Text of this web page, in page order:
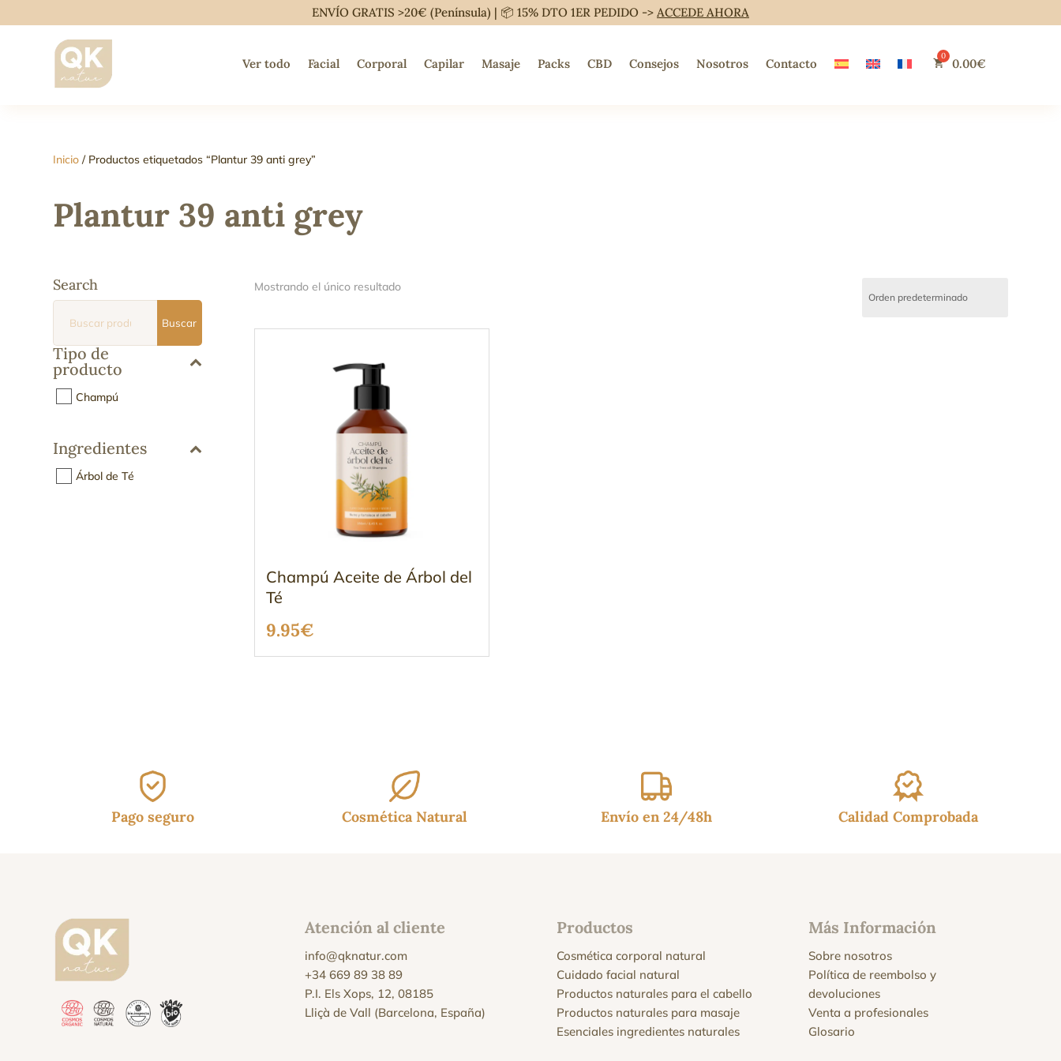
ENVÍO GRATIS >20€ (Península) | 📦 15% DTO 1ER PEDIDO -> ACCEDE AHORA
Ver todo Facial Corporal Capilar Masaje Packs CBD Consejos Nosotros Contacto 0.00€
Inicio / Productos etiquetados “Plantur 39 anti grey”
Plantur 39 anti grey
Search
por:
Buscar
Tipo de
producto
Champú
Ingredientes
Árbol de Té
Mostrando el único resultado
Champú Aceite de Árbol del
Té
9.95€
Pago seguro Cosmética Natural Envío en 24/48h Calidad Comprobada
Atención al cliente
info@qknatur.com
+34 669 89 38 89
P.I. Els Xops, 12, 08185
Lliçà de Vall (Barcelona, España)
Productos
Cosmética corporal natural
Cuidado facial natural
Productos naturales para el cabello
Productos naturales para masaje
Esenciales ingredientes naturales
Más Información
Sobre nosotros
Política de reembolso y
devoluciones
Venta a profesionales
Glosario